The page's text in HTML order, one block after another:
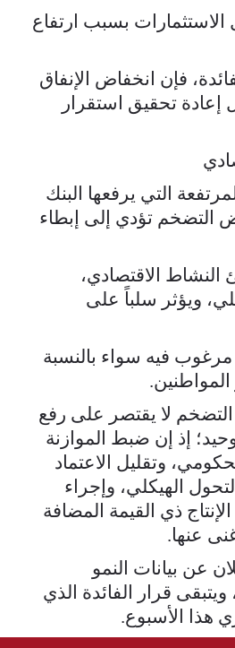
الاستثمارات بسبب ارتفاع
فإن انخفاض الإنفاق
إعادة تحقيق استقرار
التي يرفعها البنك
التضخم تؤدي إلى إبطاء
النشاط الاقتصادي،
ويؤثر سلباً على
مرغوب فيه سواء بالنسبة
المواطنين.
لا يقتصر على رفع
إذ إن ضبط الموازنة
وتقليل الاعتماد
الهيكلي، وإجراء
ذي القيمة المضافة
غنى عنها.
عن بيانات النمو
ويتبقى قرار الفائدة الذي
هذا الأسبوع.